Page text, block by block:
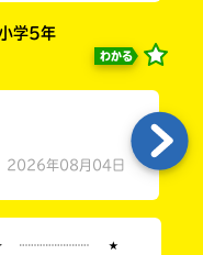
学5年
わかる
2026年08月04日
┈┈┈┈ ⋆